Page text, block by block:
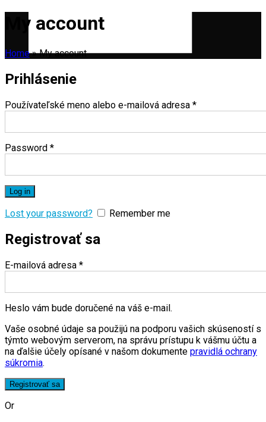
My account
Home»My account
Prihlásenie
Používateľské meno alebo e-mailová adresa *
Password *
Log in
Lost your password? Remember me
Registrovať sa
E-mailová adresa *
Heslo vám bude doručené na váš e-mail.
Vaše osobné údaje sa použijú na podporu vašich skúseností s
týmto webovým serverom, na správu prístupu k vášmu účtu a
na ďalšie účely opísané v našom dokumente pravidlá ochrany
súkromia.
Registrovať sa
Or